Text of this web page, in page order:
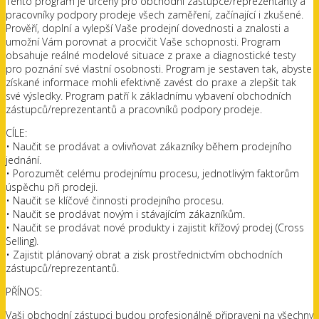
pracovníky podpory prodeje všech zaměření, začínající i zkušené.
Prověří, doplní a vylepší Vaše prodejní dovednosti a znalosti a
umožní Vám porovnat a procvičit Vaše schopnosti. Program
obsahuje reálné modelové situace z praxe a diagnostické testy
pro poznání své vlastní osobnosti. Program je sestaven tak, abyste
získané informace mohli efektivně zavést do praxe a zlepšit tak
své výsledky. Program patří k základnímu vybavení obchodních
zástupců/reprezentantů a pracovníků podpory prodeje.
CÍLE:
• Naučit se prodávat a ovlivňovat zákazníky během prodejního
jednání.
• Porozumět celému prodejnímu procesu, jednotlivým faktorům
úspěchu při prodeji.
• Naučit se klíčové činnosti prodejního procesu.
• Naučit se prodávat novým i stávajícím zákazníkům.
• Naučit se prodávat nové produkty i zajistit křížový prodej (Cross
Selling).
• Zajistit plánovaný obrat a zisk prostřednictvím obchodních
zástupců/reprezentantů.
PŘÍNOS:
Vaši obchodní zástupci budou profesionálně připraveni na všechny